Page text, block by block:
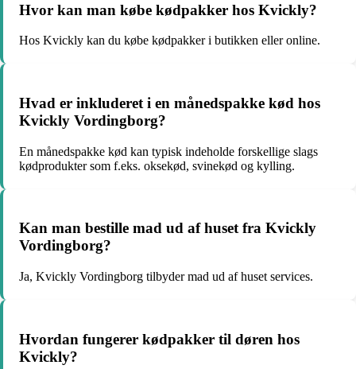
Hvor kan man købe kødpakker hos Kvickly?
Hos Kvickly kan du købe kødpakker i butikken eller online.
Hvad er inkluderet i en månedspakke kød hos
Kvickly Vordingborg?
En månedspakke kød kan typisk indeholde forskellige slags
kødprodukter som f.eks. oksekød, svinekød og kylling.
Kan man bestille mad ud af huset fra Kvickly
Vordingborg?
Ja, Kvickly Vordingborg tilbyder mad ud af huset services.
Hvordan fungerer kødpakker til døren hos
Kvickly?